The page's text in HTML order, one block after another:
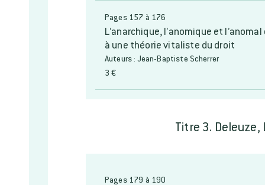
Pages 157 à 176
L’anarchique, l’anomique et
à une théorie vitaliste du droit
Auteurs : Jean-Baptiste Scherrer
3 €
Titre 3.
Pages 179 à 190